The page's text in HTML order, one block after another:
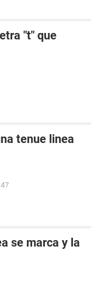
"t" que
tenue linea
se marca y la